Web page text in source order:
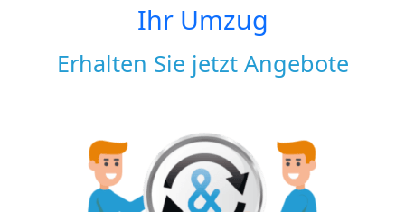
Ihr Umzug
Erhalten Sie jetzt Angebote